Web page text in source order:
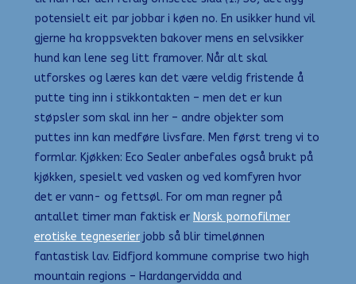
potensielt eit par jobbar i køen no. En usikker hund vil
gjerne ha kroppsvekten bakover mens en selvsikker
hund kan lene seg litt framover. Når alt skal
utforskes og læres kan det være veldig fristende å
putte ting inn i stikkontakten – men det er kun
støpsler som skal inn her – andre objekter som
puttes inn kan medføre livsfare. Men først treng vi to
formlar. Kjøkken: Eco Sealer anbefales også brukt på
kjøkken, spesielt ved vasken og ved komfyren hvor
det er vann- og fettsøl. For om man regner på
antallet timer man faktisk er Norsk pornofilmer
erotiske tegneserier jobb så blir timelønnen
fantastisk lav. Eidfjord kommune comprise two high
mountain regions – Hardangervidda and